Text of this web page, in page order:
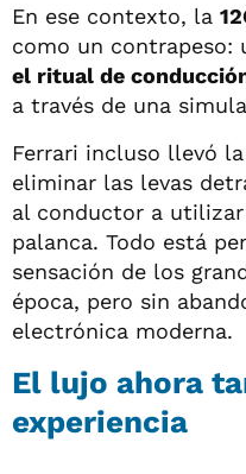
En ese contexto, la
como un contrapeso:
el ritual de
a través de una
Ferrari incluso llevó
eliminar las levas
al conductor a
palanca. Todo está
sensación de los
época, pero sin
electrónica moderna.
El lujo ahora
experiencia